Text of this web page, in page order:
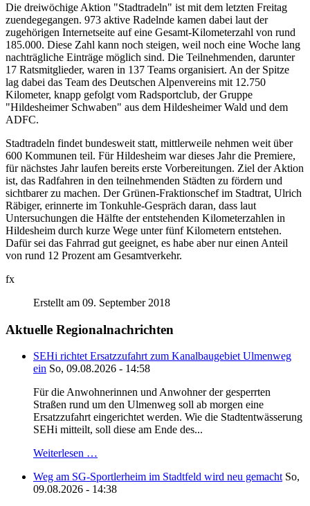
Die dreiwöchige Aktion "Stadtradeln" ist mit dem letzten Freitag
zuendegegangen. 973 aktive Radelnde kamen dabei laut der
zugehörigen Internetseite auf eine Gesamt-Kilometerzahl von rund
185.000. Diese Zahl kann noch steigen, weil noch eine Woche lang
nachträgliche Einträge möglich sind. Die Teilnehmenden, darunter
17 Ratsmitglieder, waren in 137 Teams organisiert. An der Spitze
lag dabei das Team des Deutschen Alpenvereins mit 12.750
Kilometer, knapp gefolgt vom Radsportclub, der Gruppe
"Hildesheimer Schwaben" aus dem Hildesheimer Wald und dem
ADFC.
Stadtradeln findet bundesweit statt, mittlerweile nehmen weit über
600 Kommunen teil. Für Hildesheim war dieses Jahr die Premiere,
für nächstes Jahr laufen bereits erste Vorbereitungen. Ziel der Aktion
ist, das Radfahren in den teilnehmenden Städten zu fördern und
sichtbarer zu machen. Der Grünen-Fraktionschef im Stadtrat, Ulrich
Räbiger, erinnerte im Tonkuhle-Gespräch daran, dass laut
Untersuchungen die Hälfte der entstehenden Kilometerzahlen in
Hildesheim durch kurze Wege unter fünf Kilometern entstehen.
Dafür sei das Fahrrad gut geeignet, es habe aber nur einen Anteil
von rund 12 Prozent am Gesamtverkehr.
fx
Erstellt am 09. September 2018
Aktuelle Regionalnachrichten
SEHi richtet Ersatzzufahrt zum Kanalbaugebiet Ulmenweg
ein So, 09.08.2026 - 14:58
Für die Anwohnerinnen und Anwohner der gesperrten
Straßen rund um den Ulmenweg soll ab morgen eine
Ersatzzufahrt eingerichtet werden. Wie die Stadtentwässerung
SEHi mitteilt, soll diese am Ende des...
Weiterlesen …
Weg am SG-Sportlerheim im Stadtfeld wird neu gemacht So,
09.08.2026 - 14:38